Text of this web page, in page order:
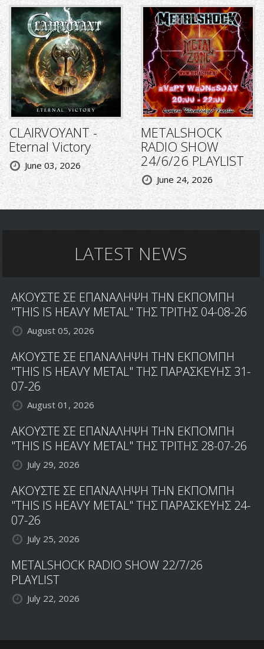
CLAIRVOYANT -
Eternal Victory
June 03, 2026
METALSHOCK
RADIO SHOW
24/6/26 PLAYLIST
June 24, 2026
LATEST NEWS
ΑΚΟΥΣΤΕ ΣΕ ΕΠΑΝΑΛΗΨΗ ΤΗΝ ΕΚΠΟΜΠΗ
"THIS IS HEAVY METAL" ΤΗΣ ΤΡΙΤΗΣ 04-08-26
August 05, 2026
ΑΚΟΥΣΤΕ ΣΕ ΕΠΑΝΑΛΗΨΗ ΤΗΝ ΕΚΠΟΜΠΗ
"THIS IS HEAVY METAL" ΤΗΣ ΠΑΡΑΣΚΕΥΗΣ 31-
07-26
August 01, 2026
ΑΚΟΥΣΤΕ ΣΕ ΕΠΑΝΑΛΗΨΗ ΤΗΝ ΕΚΠΟΜΠΗ
"THIS IS HEAVY METAL" ΤΗΣ ΤΡΙΤΗΣ 28-07-26
July 29, 2026
ΑΚΟΥΣΤΕ ΣΕ ΕΠΑΝΑΛΗΨΗ ΤΗΝ ΕΚΠΟΜΠΗ
"THIS IS HEAVY METAL" ΤΗΣ ΠΑΡΑΣΚΕΥΗΣ 24-
07-26
July 25, 2026
METALSHOCK RADIO SHOW 22/7/26
PLAYLIST
July 22, 2026